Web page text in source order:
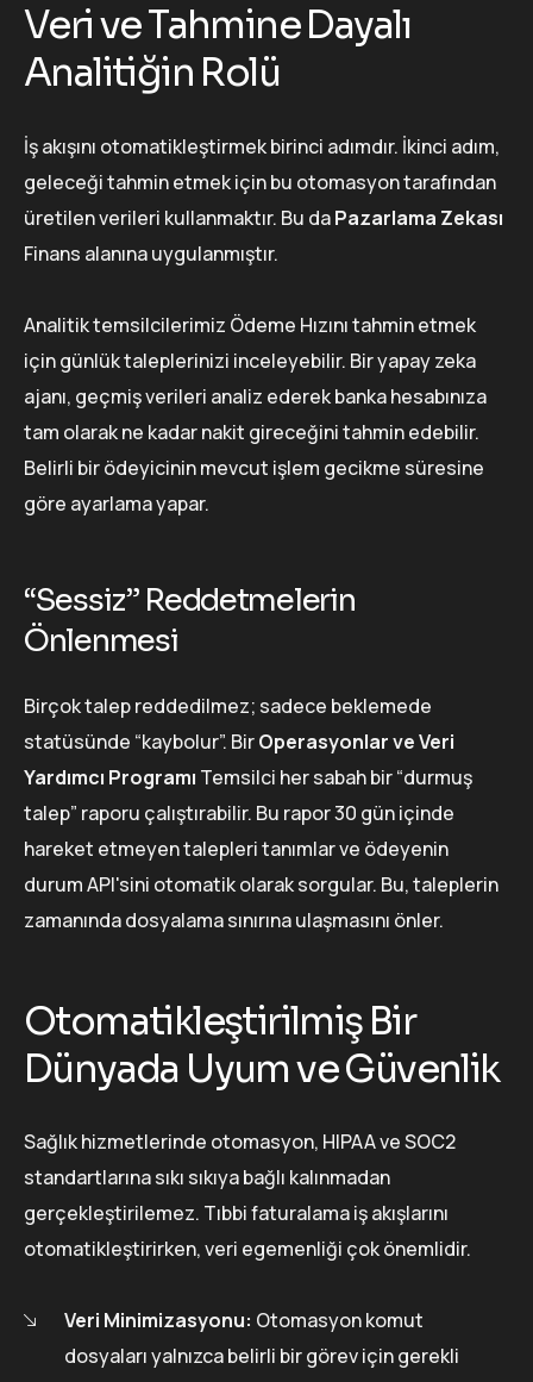
Veri ve Tahmine Dayalı
Analitiğin Rolü
İş akışını otomatikleştirmek birinci adımdır. İkinci adım,
geleceği tahmin etmek için bu otomasyon tarafından
üretilen verileri kullanmaktır. Bu daPazarlama Zekası
Finans alanına uygulanmıştır.
Analitik temsilcilerimiz Ödeme Hızını tahmin etmek
için günlük taleplerinizi inceleyebilir. Bir yapay zeka
ajanı, geçmiş verileri analiz ederek banka hesabınıza
tam olarak ne kadar nakit gireceğini tahmin edebilir.
Belirli bir ödeyicinin mevcut işlem gecikme süresine
göre ayarlama yapar.
“Sessiz” Reddetmelerin
Önlenmesi
Birçok talep reddedilmez; sadece beklemede
statüsünde “kaybolur”. BirOperasyonlar ve Veri
Yardımcı Programı Temsilci her sabah bir “durmuş
talep” raporu çalıştırabilir. Bu rapor 30 gün içinde
hareket etmeyen talepleri tanımlar ve ödeyenin
durum API'sini otomatik olarak sorgular. Bu, taleplerin
zamanında dosyalama sınırına ulaşmasını önler.
Otomatikleştirilmiş Bir
Dünyada Uyum ve Güvenlik
Sağlık hizmetlerinde otomasyon, HIPAA ve SOC2
standartlarına sıkı sıkıya bağlı kalınmadan
gerçekleştirilemez. Tıbbi faturalama iş akışlarını
otomatikleştirirken, veri egemenliği çok önemlidir.
Veri Minimizasyonu: Otomasyon komut
dosyaları yalnızca belirli bir görev için gerekli